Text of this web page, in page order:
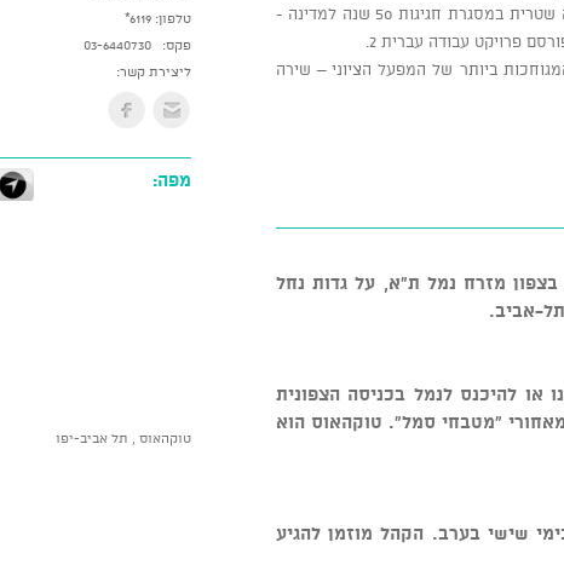
הנפלא "עבודה עברית". הפרויקט שהחל ב 1998, ביוזמתו של המוסיקאי מיכה שטרית במסגרת חגיגות 50 שנה למדינה -
פרויקט עבודה עברית 2.
ביותר של המפעל הציוני – שירה
ממוקם ביריד המזרח, בצפון מזרח נמל ת"א, על גדות נחל
תל-אביב.
או להיכנס לנמל בכניסה הצפונית
מאחורי "מטבחי סמל". טוקהאוס הוא
שישי בערב. הקהל מוזמן להגיע
טלפון: *6119
פקס:
03-6440730
ליצירת קשר:
מפה:
טוקהאוס , תל אביב-יפו